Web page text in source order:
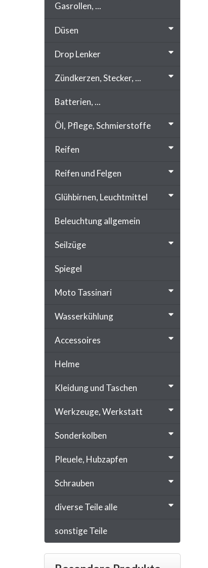
Gasrollen, ...
Düsen
Drop Lenker
Zündkerzen, Stecker, ...
Batterien, ...
Öl, Pflege, Schmierstoffe
Reifen
Reifen und Felgen
Glühbirnen, Leuchtmittel
Beleuchtung allgemein
Seilzüge
Spiegel
Moto Tassinari
Wasserkühlung
Accessoires
Helme
Kleidung und Taschen
Werkzeuge, Werkstatt
Sonderkolben
Pleuele, Hubzapfen
Schrauben
diverse Teile alle
sonstige Teile